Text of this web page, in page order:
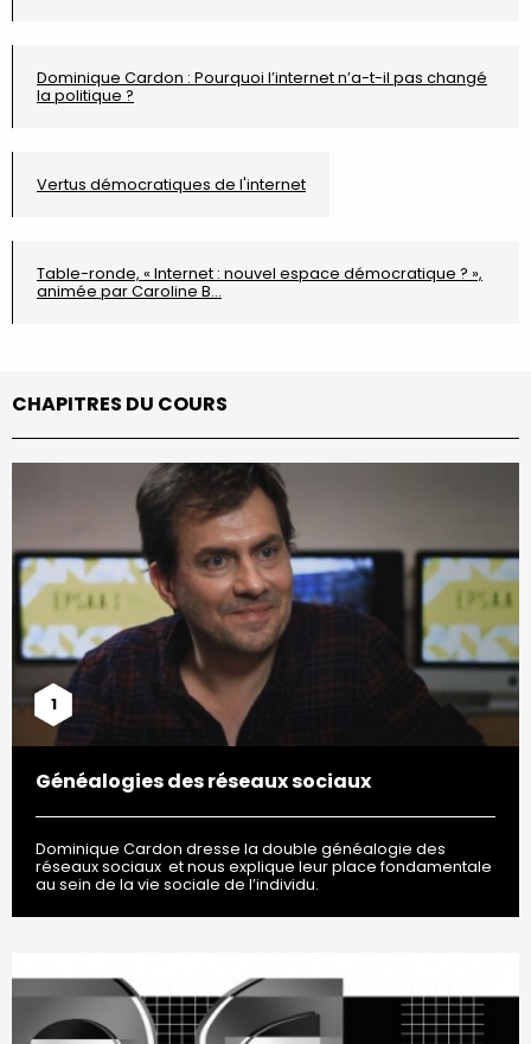
Dominique Cardon : Pourquoi l’internet n’a-t-il pas changé
la politique ?
Vertus démocratiques de l'internet
Table-ronde, « Internet : nouvel espace démocratique ? »,
animée par Caroline B…
CHAPITRES DU COURS
1
Généalogies des réseaux sociaux
Dominique Cardon dresse la double généalogie des
réseaux sociaux et nous explique leur place fondamentale
au sein de la vie sociale de l’individu.